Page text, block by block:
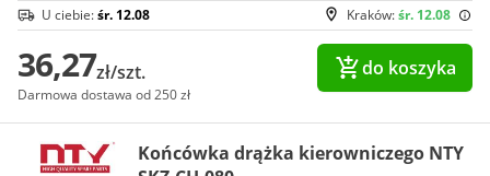
Kraków:śr. 12.08
U ciebie:śr. 12.08
36,27zł/szt.
Darmowa dostawa od 250 zł
do koszyka
Końcówka drążka kierowniczego NTY